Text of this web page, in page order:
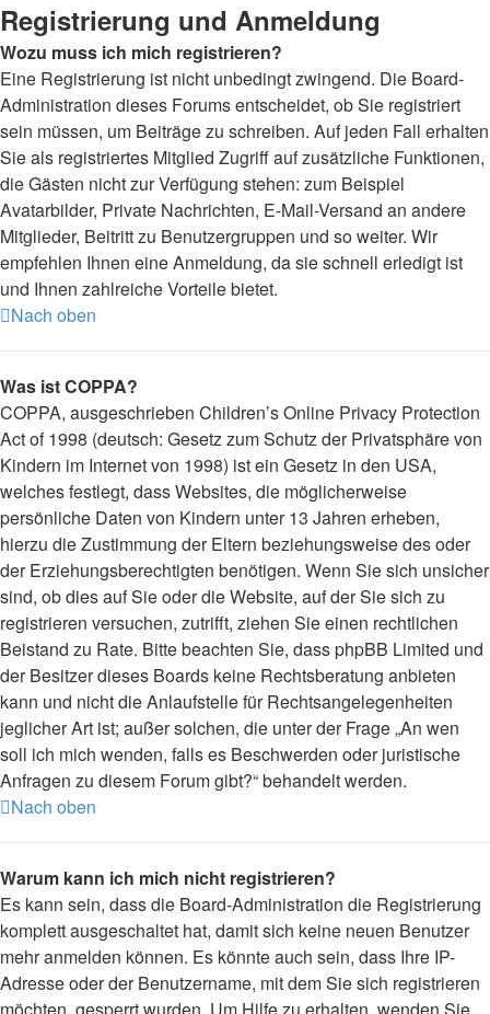
Registrierung und Anmeldung
Wozu muss ich mich registrieren?
Eine Registrierung ist nicht unbedingt zwingend. Die Board-
Administration dieses Forums entscheidet, ob Sie registriert
sein müssen, um Beiträge zu schreiben. Auf jeden Fall erhalten
Sie als registriertes Mitglied Zugriff auf zusätzliche Funktionen,
die Gästen nicht zur Verfügung stehen: zum Beispiel
Avatarbilder, Private Nachrichten, E-Mail-Versand an andere
Mitglieder, Beitritt zu Benutzergruppen und so weiter. Wir
empfehlen Ihnen eine Anmeldung, da sie schnell erledigt ist
und Ihnen zahlreiche Vorteile bietet.
Nach oben
Was ist COPPA?
COPPA, ausgeschrieben Children’s Online Privacy Protection
Act of 1998 (deutsch: Gesetz zum Schutz der Privatsphäre von
Kindern im Internet von 1998) ist ein Gesetz in den USA,
welches festlegt, dass Websites, die möglicherweise
persönliche Daten von Kindern unter 13 Jahren erheben,
hierzu die Zustimmung der Eltern beziehungsweise des oder
der Erziehungsberechtigten benötigen. Wenn Sie sich unsicher
sind, ob dies auf Sie oder die Website, auf der Sie sich zu
registrieren versuchen, zutrifft, ziehen Sie einen rechtlichen
Beistand zu Rate. Bitte beachten Sie, dass phpBB Limited und
der Besitzer dieses Boards keine Rechtsberatung anbieten
kann und nicht die Anlaufstelle für Rechtsangelegenheiten
jeglicher Art ist; außer solchen, die unter der Frage „An wen
soll ich mich wenden, falls es Beschwerden oder juristische
Anfragen zu diesem Forum gibt?“ behandelt werden.
Nach oben
Warum kann ich mich nicht registrieren?
Es kann sein, dass die Board-Administration die Registrierung
komplett ausgeschaltet hat, damit sich keine neuen Benutzer
mehr anmelden können. Es könnte auch sein, dass Ihre IP-
Adresse oder der Benutzername, mit dem Sie sich registrieren